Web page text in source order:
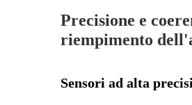
Precisione e
riempimento
Sensori ad alta